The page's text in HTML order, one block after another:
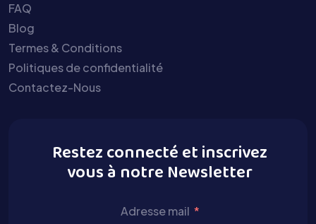
FAQ
Blog
Termes & Conditions
Politiques de confidentialité
Contactez-Nous
Restez connecté et inscrivez
vous à notre Newsletter
Adresse mail